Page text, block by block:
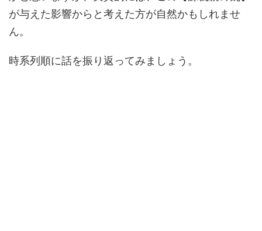
が与えた影響からと考えた方が自然かもしれませ
ん。
時系列順に話を振り返ってみましょう。